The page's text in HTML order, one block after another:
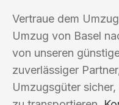
Vertraue dem
Umzug von Basel
von unseren
zuverlässiger
Umzugsgüter